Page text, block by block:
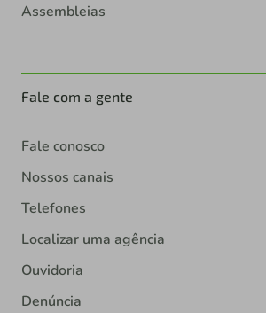
Assembleias
Fale com a gente
Fale conosco
Nossos canais
Telefones
Localizar uma agência
Ouvidoria
Denúncia